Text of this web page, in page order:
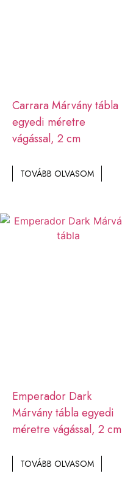
Carrara Márvány tábla
egyedi méretre
vágással, 2 cm
TOVÁBB OLVASOM
Emperador Dark
Márvány tábla egyedi
méretre vágással, 2 cm
TOVÁBB OLVASOM